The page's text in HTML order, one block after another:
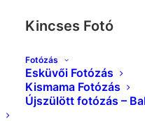
Kincses Fotó
Fotózás
Esküvői Fotózás
Kismama Fotózás
Újszülött fotózás –
Kezdőlap
Tabló